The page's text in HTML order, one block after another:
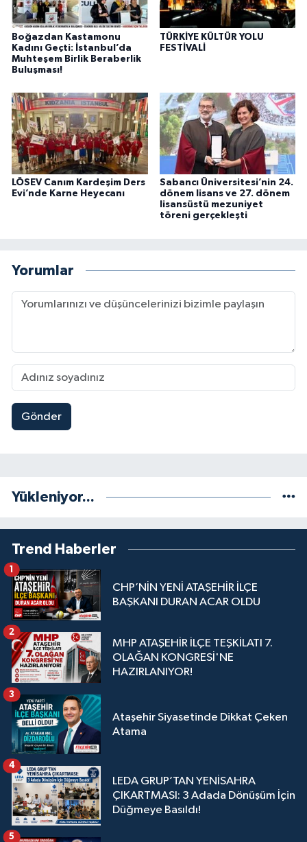
Boğazdan Kastamonu
Kadını Geçti: İstanbul’da
Muhteşem Birlik Beraberlik
Buluşması!
TÜRKİYE KÜLTÜR YOLU
FESTİVALİ
LÖSEV Canım Kardeşim Ders
Evi’nde Karne Heyecanı
Sabancı Üniversitesi’nin 24.
dönem lisans ve 27. dönem
lisansüstü mezuniyet
töreni gerçekleşti
Yorumlar
Gönder
Yükleniyor...
Trend Haberler
CHP’NİN YENİ ATAŞEHİR İLÇE
BAŞKANI DURAN ACAR OLDU
1
MHP ATAŞEHİR İLÇE TEŞKİLATI 7.
OLAĞAN KONGRESİ'NE
HAZIRLANIYOR!
2
Ataşehir Siyasetinde Dikkat Çeken
Atama
3
LEDA GRUP’TAN YENİSAHRA
ÇIKARTMASI: 3 Adada Dönüşüm İçin
Düğmeye Basıldı!
4
5